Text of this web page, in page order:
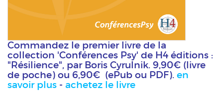
Commandez le premier livre de la
collection 'Conférences Psy' de H4 éditions :
"Résilience", par Boris Cyrulnik. 9,90€ (livre
de poche) ou 6,90€ (ePub ou PDF). en
savoir plus - achetez le livre